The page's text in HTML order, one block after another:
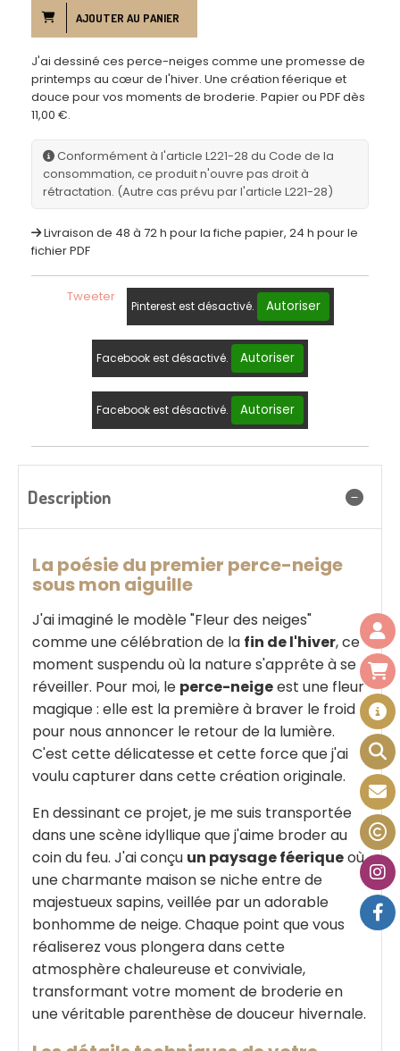
AJOUTER AU PANIER
J'ai dessiné ces perce-neiges comme une promesse de
printemps au cœur de l'hiver. Une création féerique et
douce pour vos moments de broderie. Papier ou PDF dès
11,00 €.
Conformément à l'article L221-28 du Code de la
consommation, ce produit n'ouvre pas droit à
rétractation. (Autre cas prévu par l'article L221-28)
Livraison de 48 à 72 h pour la fiche papier, 24 h pour le
fichier PDF
Tweeter
Pinterest est désactivé. Autoriser
Facebook est désactivé. Autoriser
Facebook est désactivé. Autoriser
Description
La poésie du premier perce-neige
sous mon aiguille
J'ai imaginé le modèle "Fleur des neiges"
comme une célébration de la fin de l'hiver, ce
moment suspendu où la nature s'apprête à se
réveiller. Pour moi, le perce-neigeest une fleur
magique : elle est la première à braver le froid
pour nous annoncer le retour de la lumière.
C'est cette délicatesse et cette force que j'ai
voulu capturer dans cette création originale.
En dessinant ce projet, je me suis transportée
dans une scène idyllique que j'aime broder au
coin du feu. J'ai conçu un paysage féeriqueoù
une charmante maison se niche entre de
majestueux sapins, veillée par un adorable
bonhomme de neige. Chaque point que vous
réaliserez vous plongera dans cette
atmosphère chaleureuse et conviviale,
transformant votre moment de broderie en
une véritable parenthèse de douceur hivernale.